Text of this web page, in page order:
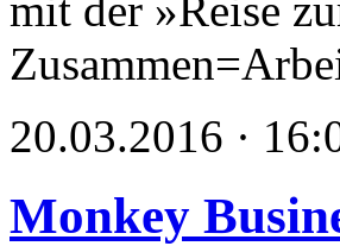
mit der »Reise
20.03.2016 ·
Monkey